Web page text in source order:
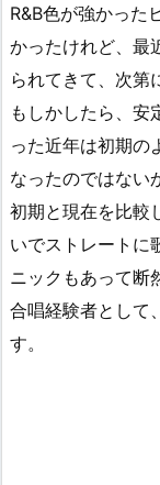
R&B色が強かった
かったけれど、最
られてきて、次第
もしかしたら、安
った近年は初期の
なったのではない
初期と現在を比較
いでストレートに
ニックもあって断
合唱経験者として
す。